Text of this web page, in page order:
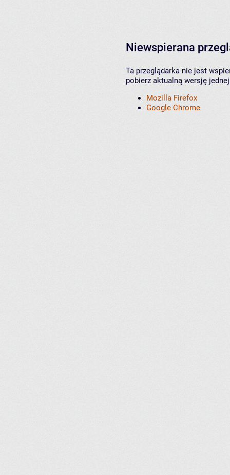
Niewspierana
Ta przeglądarka nie jest
pobierz aktualną wersję
Mozilla Firefox
Google Chrome